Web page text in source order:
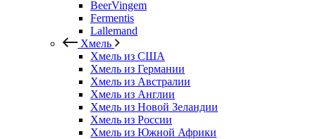
BeerVingem
Fermentis
Lallemand
Хмель
Хмель из США
Хмель из Германии
Хмель из Австралии
Хмель из Англии
Хмель из Новой Зеландии
Хмель из России
Хмель из Южной Африки